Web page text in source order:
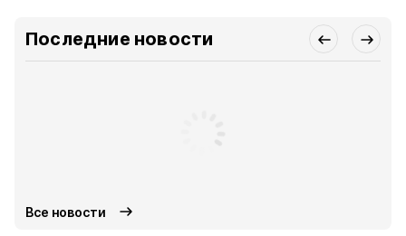
Последние новости
Все новости